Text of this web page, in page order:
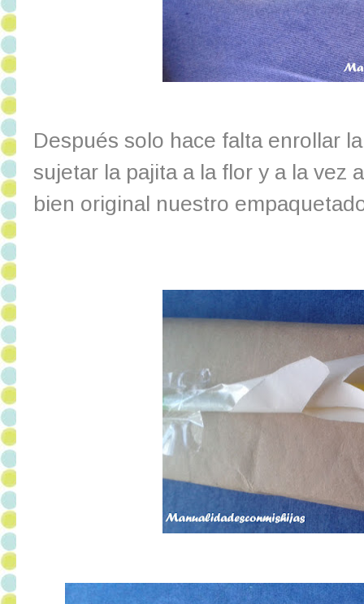
Después solo hace falta enrollar
sujetar la pajita a la flor y a la vez
bien original nuestro